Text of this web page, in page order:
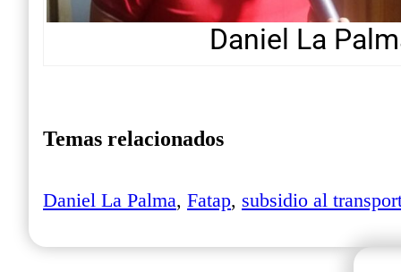
Daniel La
Temas relacionados
Daniel La Palma, Fatap, subsidio al